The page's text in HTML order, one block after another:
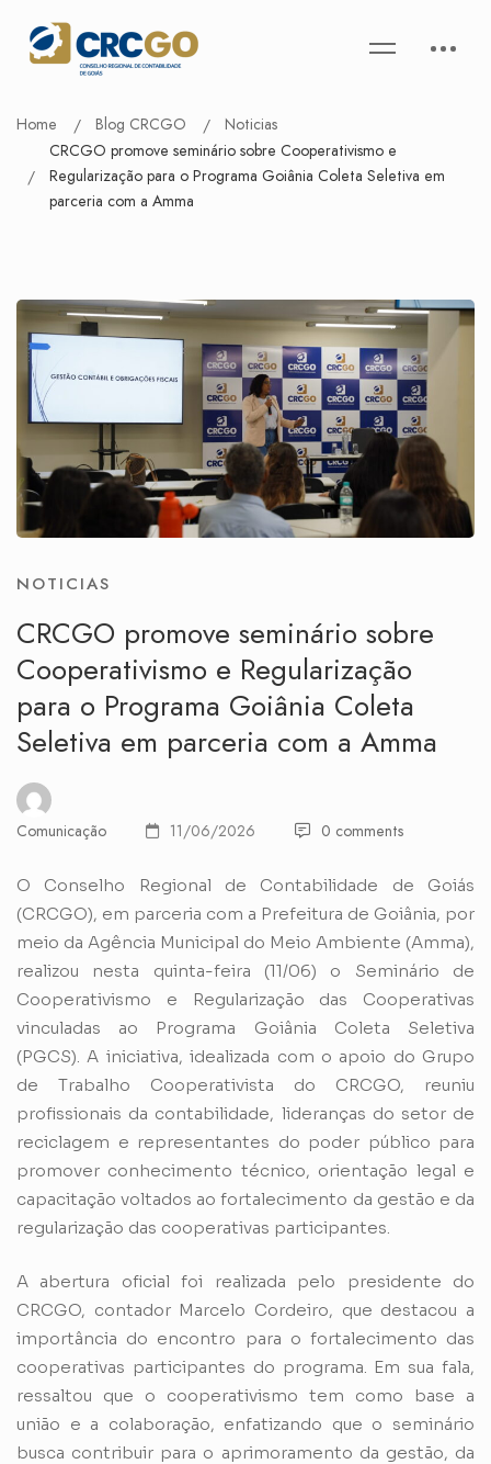
Home Blog CRCGO
Noticias
CRCGO promove seminário sobre Cooperativismo e
Regularização para o Programa Goiânia Coleta Seletiva em
parceria com a Amma
NOTICIAS
CRCGO promove seminário sobre
Cooperativismo e Regularização
para o Programa Goiânia Coleta
Seletiva em parceria com a Amma
Comunicação 11/06/2026 0 comments
O Conselho Regional de Contabilidade de Goiás
(CRCGO), em parceria com a Prefeitura de Goiânia, por
meio da Agência Municipal do Meio Ambiente (Amma),
realizou nesta quinta-feira (11/06) o Seminário de
Cooperativismo e Regularização das Cooperativas
vinculadas ao Programa Goiânia Coleta Seletiva
(PGCS). A iniciativa, idealizada com o apoio do Grupo
de Trabalho Cooperativista do CRCGO, reuniu
profissionais da contabilidade, lideranças do setor de
reciclagem e representantes do poder público para
promover conhecimento técnico, orientação legal e
capacitação voltados ao fortalecimento da gestão e da
regularização das cooperativas participantes.
A abertura oficial foi realizada pelo presidente do
CRCGO, contador Marcelo Cordeiro, que destacou a
importância do encontro para o fortalecimento das
cooperativas participantes do programa. Em sua fala,
ressaltou que o cooperativismo tem como base a
união e a colaboração, enfatizando que o seminário
busca contribuir para o aprimoramento da gestão, da